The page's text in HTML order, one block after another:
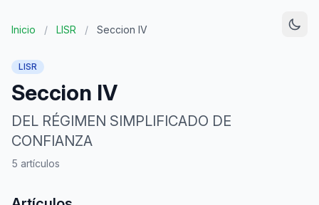
Inicio / LISR / Seccion IV
LISR
Seccion IV
DEL RÉGIMEN SIMPLIFICADO DE
CONFIANZA
5 artículos